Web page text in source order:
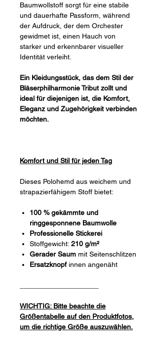
Baumwollstoff sorgt für eine stabile
und dauerhafte Passform, während
der Aufdruck, der dem Orchester
gewidmet ist, einen Hauch von
starker und erkennbarer visueller
Identität verleiht.
Ein Kleidungsstück, das dem Stil der
Bläserphilharmonie Tribut zollt und
ideal für diejenigen ist, die Komfort,
Eleganz und Zugehörigkeit verbinden
möchten.
Komfort und Stil für jeden Tag
Dieses Polohemd aus weichem und
strapazierfähigem Stoff bietet:
100 % gekämmte und
ringgesponnene Baumwolle
Professionelle Stickerei
Stoffgewicht: 210 g/m²
Gerader Saum mit Seitenschlitzen
Ersatzknopfinnen angenäht
WICHTIG: Bitte beachte die
Größentabelle auf den Produktfotos,
um die richtige Größe auszuwählen.